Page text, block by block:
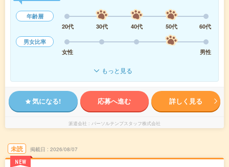
年齢層
20代
30代 40代 50代
60代
男女比率
女性
男性
もっと見る
気になる! 応募へ進む 詳しく見る
派遣会社 パーソルテンプスタッフ株式会社
未読
NEW
掲載日 2026/08/07